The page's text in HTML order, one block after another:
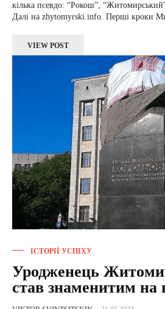
кілька псевдо: “Рокош”,
Далі на
VIEW POST
ІСТОРІЇ УСПІХУ
Уродженець
став знаменитим на